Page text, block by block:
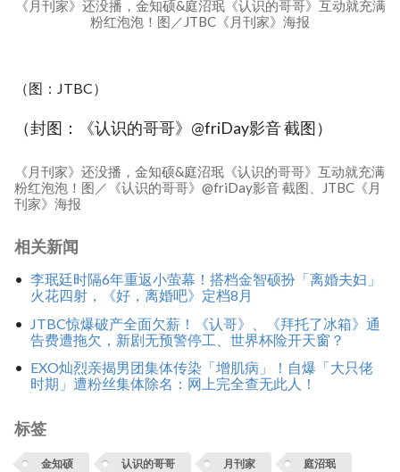
《月刊家》还没播，金知硕&庭沼珉《认识的哥哥》互动就充满
粉红泡泡！图／JTBC《月刊家》海报
（图：JTBC）
（封图：《认识的哥哥》@friDay影音 截图）
《月刊家》还没播，金知硕&庭沼珉《认识的哥哥》互动就充满
粉红泡泡！图／《认识的哥哥》@friDay影音 截图、JTBC《月
刊家》海报
相关新闻
李珉廷时隔6年重返小萤幕！搭档金智硕扮「离婚夫妇」
火花四射，《好，离婚吧》定档8月
JTBC惊爆破产全面欠薪！《认哥》、《拜托了冰箱》通
告费遭拖欠，新剧无预警停工、世界杯险开天窗？
EXO灿烈亲揭男团集体传染「增肌病」！自爆「大只佬
时期」遭粉丝集体除名：网上完全查无此人！
标签
金知硕 认识的哥哥 月刊家 庭沼珉